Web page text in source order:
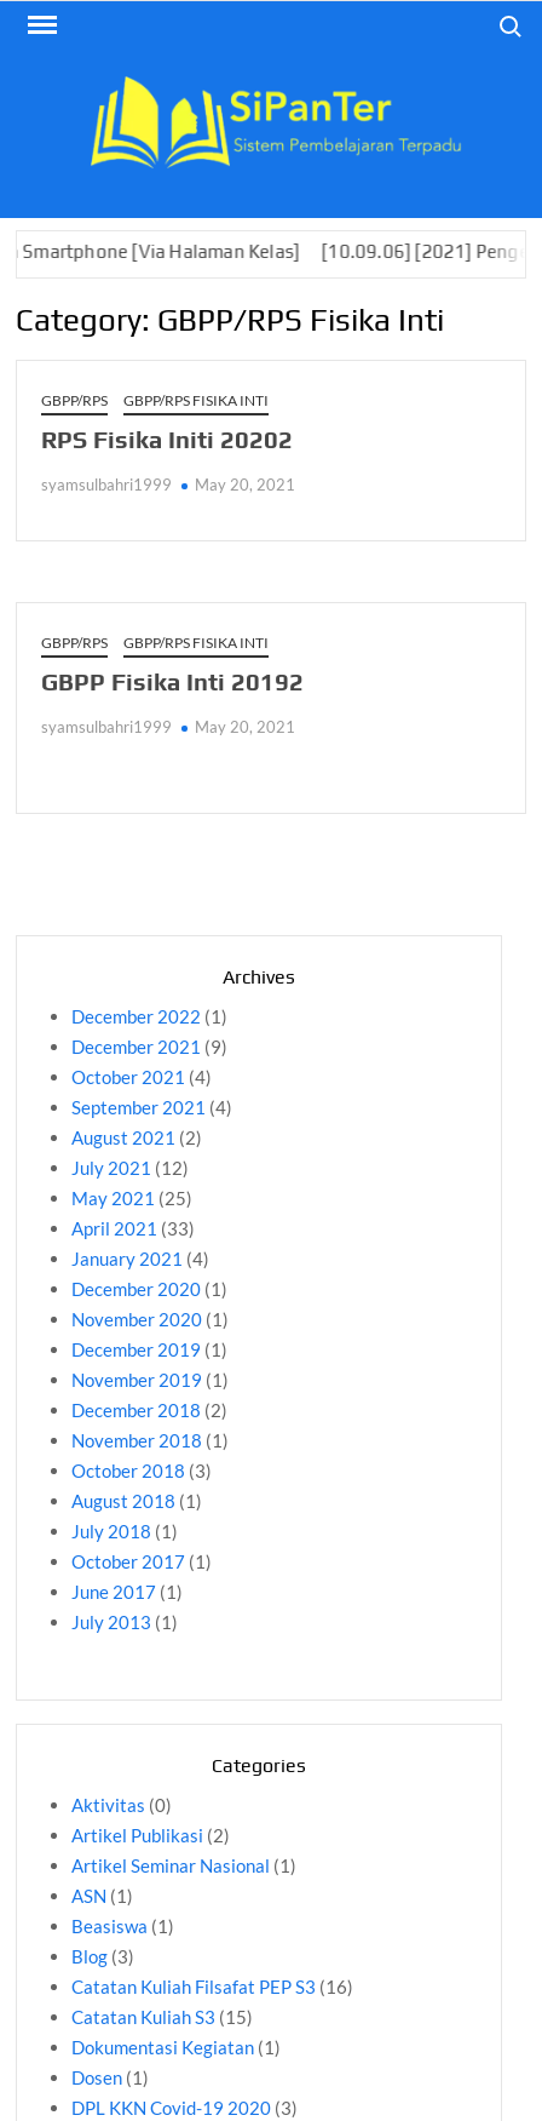
Skip
[Via Halaman Kelas] [10.09.06] [2021] Pengembangan
Category: GBPP/RPS Fisika Inti
GBPP/RPS GBPP/RPS FISIKA INTI
RPS Fisika Initi 20202
syamsulbahri1999 May 20, 2021
GBPP/RPS GBPP/RPS FISIKA INTI
GBPP Fisika Inti 20192
syamsulbahri1999 May 20, 2021
Archives
December 2022 (1)
December 2021 (9)
October 2021 (4)
September 2021 (4)
August 2021 (2)
July 2021 (12)
May 2021 (25)
April 2021 (33)
January 2021 (4)
December 2020 (1)
November 2020 (1)
December 2019 (1)
November 2019 (1)
December 2018 (2)
November 2018 (1)
October 2018 (3)
August 2018 (1)
July 2018 (1)
October 2017 (1)
June 2017 (1)
July 2013 (1)
Categories
Aktivitas (0)
Artikel Publikasi (2)
Artikel Seminar Nasional (1)
ASN (1)
Beasiswa (1)
Blog (3)
Catatan Kuliah Filsafat PEP S3 (16)
Catatan Kuliah S3 (15)
Dokumentasi Kegiatan (1)
Dosen (1)
DPL KKN Covid-19 2020 (3)